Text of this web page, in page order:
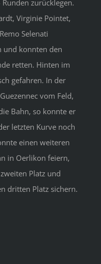
zurücklegen.
Virginie Pointet,
Selenati
und konnten den
retten. Hinten im
gefahren. In der
vom Feld,
Bahn, so konnte er
letzten Kurve noch
einen weiteren
in Oerlikon feiern,
Platz und
dritten Platz sichern.